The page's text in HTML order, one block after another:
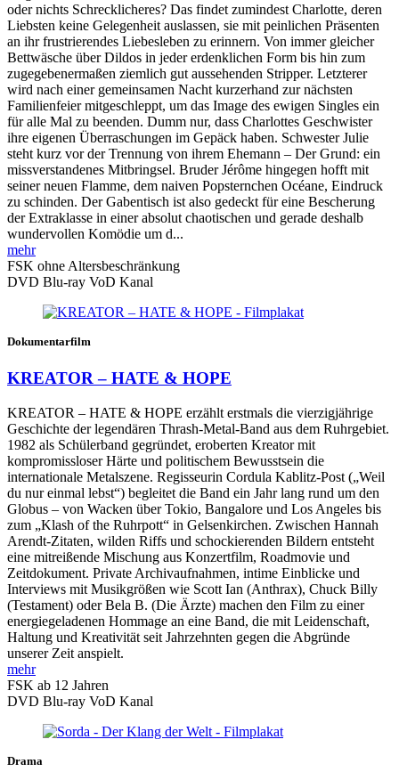
oder nichts Schrecklicheres? Das findet zumindest Charlotte, deren
Liebsten keine Gelegenheit auslassen, sie mit peinlichen Präsenten
an ihr frustrierendes Liebesleben zu erinnern. Von immer gleicher
Bettwäsche über Dildos in jeder erdenklichen Form bis hin zum
zugegebenermaßen ziemlich gut aussehenden Stripper. Letzterer
wird nach einer gemeinsamen Nacht kurzerhand zur nächsten
Familienfeier mitgeschleppt, um das Image des ewigen Singles ein
für alle Mal zu beenden. Dumm nur, dass Charlottes Geschwister
ihre eigenen Überraschungen im Gepäck haben. Schwester Julie
steht kurz vor der Trennung von ihrem Ehemann – Der Grund: ein
missverstandenes Mitbringsel. Bruder Jérôme hingegen hofft mit
seiner neuen Flamme, dem naiven Popsternchen Océane, Eindruck
zu schinden. Der Gabentisch ist also gedeckt für eine Bescherung
der Extraklasse in einer absolut chaotischen und gerade deshalb
wundervollen Komödie um d...
mehr
FSK ohne Altersbeschränkung
DVD Blu-ray VoD Kanal
Dokumentarfilm
KREATOR – HATE & HOPE
KREATOR – HATE & HOPE erzählt erstmals die vierzigjährige
Geschichte der legendären Thrash-Metal-Band aus dem Ruhrgebiet.
1982 als Schülerband gegründet, eroberten Kreator mit
kompromissloser Härte und politischem Bewusstsein die
internationale Metalszene. Regisseurin Cordula Kablitz-Post („Weil
du nur einmal lebst“) begleitet die Band ein Jahr lang rund um den
Globus – von Wacken über Tokio, Bangalore und Los Angeles bis
zum „Klash of the Ruhrpott“ in Gelsenkirchen. Zwischen Hannah
Arendt-Zitaten, wilden Riffs und schockierenden Bildern entsteht
eine mitreißende Mischung aus Konzertfilm, Roadmovie und
Zeitdokument. Private Archivaufnahmen, intime Einblicke und
Interviews mit Musikgrößen wie Scott Ian (Anthrax), Chuck Billy
(Testament) oder Bela B. (Die Ärzte) machen den Film zu einer
energiegeladenen Hommage an eine Band, die mit Leidenschaft,
Haltung und Kreativität seit Jahrzehnten gegen die Abgründe
unserer Zeit anspielt.
mehr
FSK ab 12 Jahren
DVD Blu-ray VoD Kanal
Drama